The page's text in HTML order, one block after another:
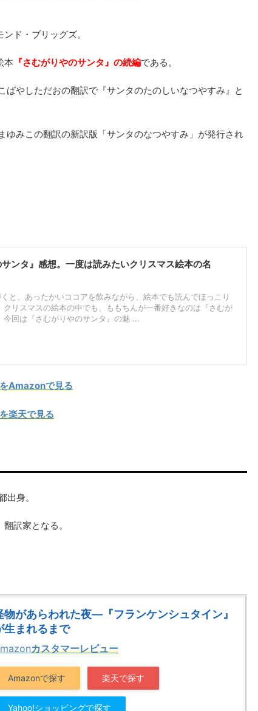
ド・ブリッグズ。
本 『さむがりやのサンタ』の続編である。
ばやしただおの翻訳で『サンタのたのしいなつやすみ』と
ゆみこの翻訳の新訳版「サンタのなつやすみ」が発行され
サンタ』感想。一度は読みたいクリスマス絵本の名
と、あったかいココアを飲みながら、絵本でも読んでほっこり
クリスマスの絵本の中でも、ももちんが一番好きなのは『さむが
今回は『さむがりやのサンタ』の魅 ...
Amazonで見る
楽天で見る
身。
訳家となる。
物があらわれた夜―『フランケンシュタイン』
生まれるまで
カスタマーレビュー
Amazonで探す 楽天で探す
Yahoo!ショッピングで探す